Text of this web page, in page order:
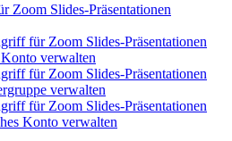
Zoom Slides-Präsentationen
für Zoom Slides-Präsentationen
verwalten
für Zoom Slides-Präsentationen
verwalten
für Zoom Slides-Präsentationen
Konto verwalten